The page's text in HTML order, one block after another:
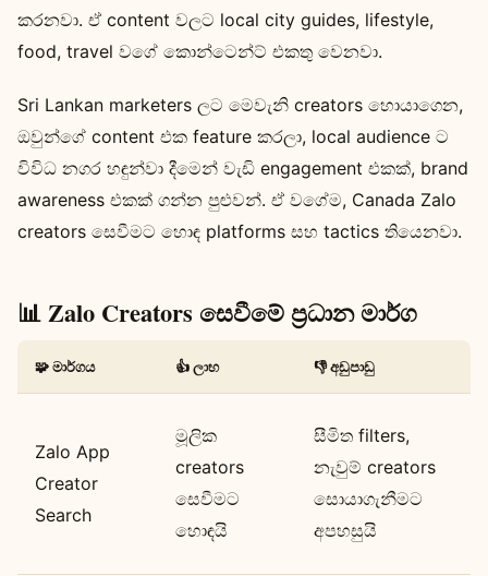
කරනවා. ඒ content වලට local city guides, lifestyle,
food, travel වගේ කොන්ටෙන්ට් එකතු වෙනවා.
Sri Lankan marketers ලට මෙවැනි creators හොයාගෙන,
ඔවුන්ගේ content එක feature කරලා, local audience ට
විවිධ නගර හඳුන්වා දීමෙන් වැඩි engagement එකක්, brand
awareness එකක් ගන්න පුළුවන්. ඒ වගේම, Canada Zalo
creators සෙවීමට හොඳ platforms සහ tactics තියෙනවා.
📊 Zalo Creators සෙවීමේ ප්‍රධාන මාර්ග
🧩 මාර්ගය 👍 ලාභ 👎 අඩුපාඩු
Zalo App
Creator
Search
මූලික
creators
සෙවීමට
හොඳයි
සීමිත filters,
නැවුම් creators
සොයාගැනීමට
අපහසුයි